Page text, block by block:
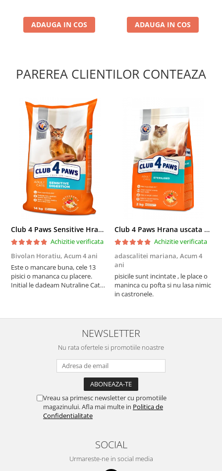
ADAUGA IN COS ADAUGA IN COS
PAREREA CLIENTILOR CONTEAZA
Club 4 Paws Sensitive Hrana uscata pisici adulte, 14kg
Achizitie verificata
Bivolan Horatiu, Acum 4 ani
Este o mancare buna, cele 13
pisici o mananca cu placere.
Initial le dadeam Nutraline Cat
nu o mananca cu placere. Eu
sunt multumit si voi continua cu
Club 4 Paws Hrana uscata pisici sterilizate, 2kg
Achizitie verificata
adascalitei mariana, Acum 4
ani
pisicile sunt incintate , le place o
maninca cu pofta si nu lasa nimic
in castronele.
NEWSLETTER
Nu rata ofertele si promotiile noastre
Vreau sa primesc newsletter cu promotiile
magazinului. Afla mai multe in Politica de
Confidentialitate
SOCIAL
Urmareste-ne in social media